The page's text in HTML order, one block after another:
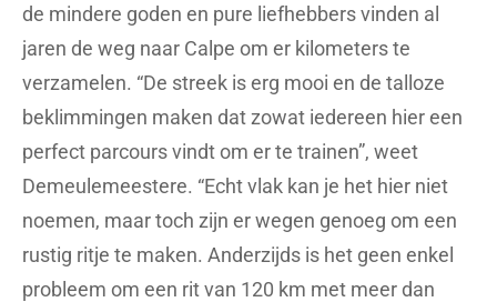
de mindere goden en pure liefhebbers vinden al
jaren de weg naar Calpe om er kilometers te
verzamelen. “De streek is erg mooi en de talloze
beklimmingen maken dat zowat iedereen hier een
perfect parcours vindt om er te trainen”, weet
Demeulemeestere. “Echt vlak kan je het hier niet
noemen, maar toch zijn er wegen genoeg om een
rustig ritje te maken. Anderzijds is het geen enkel
probleem om een rit van 120 km met meer dan